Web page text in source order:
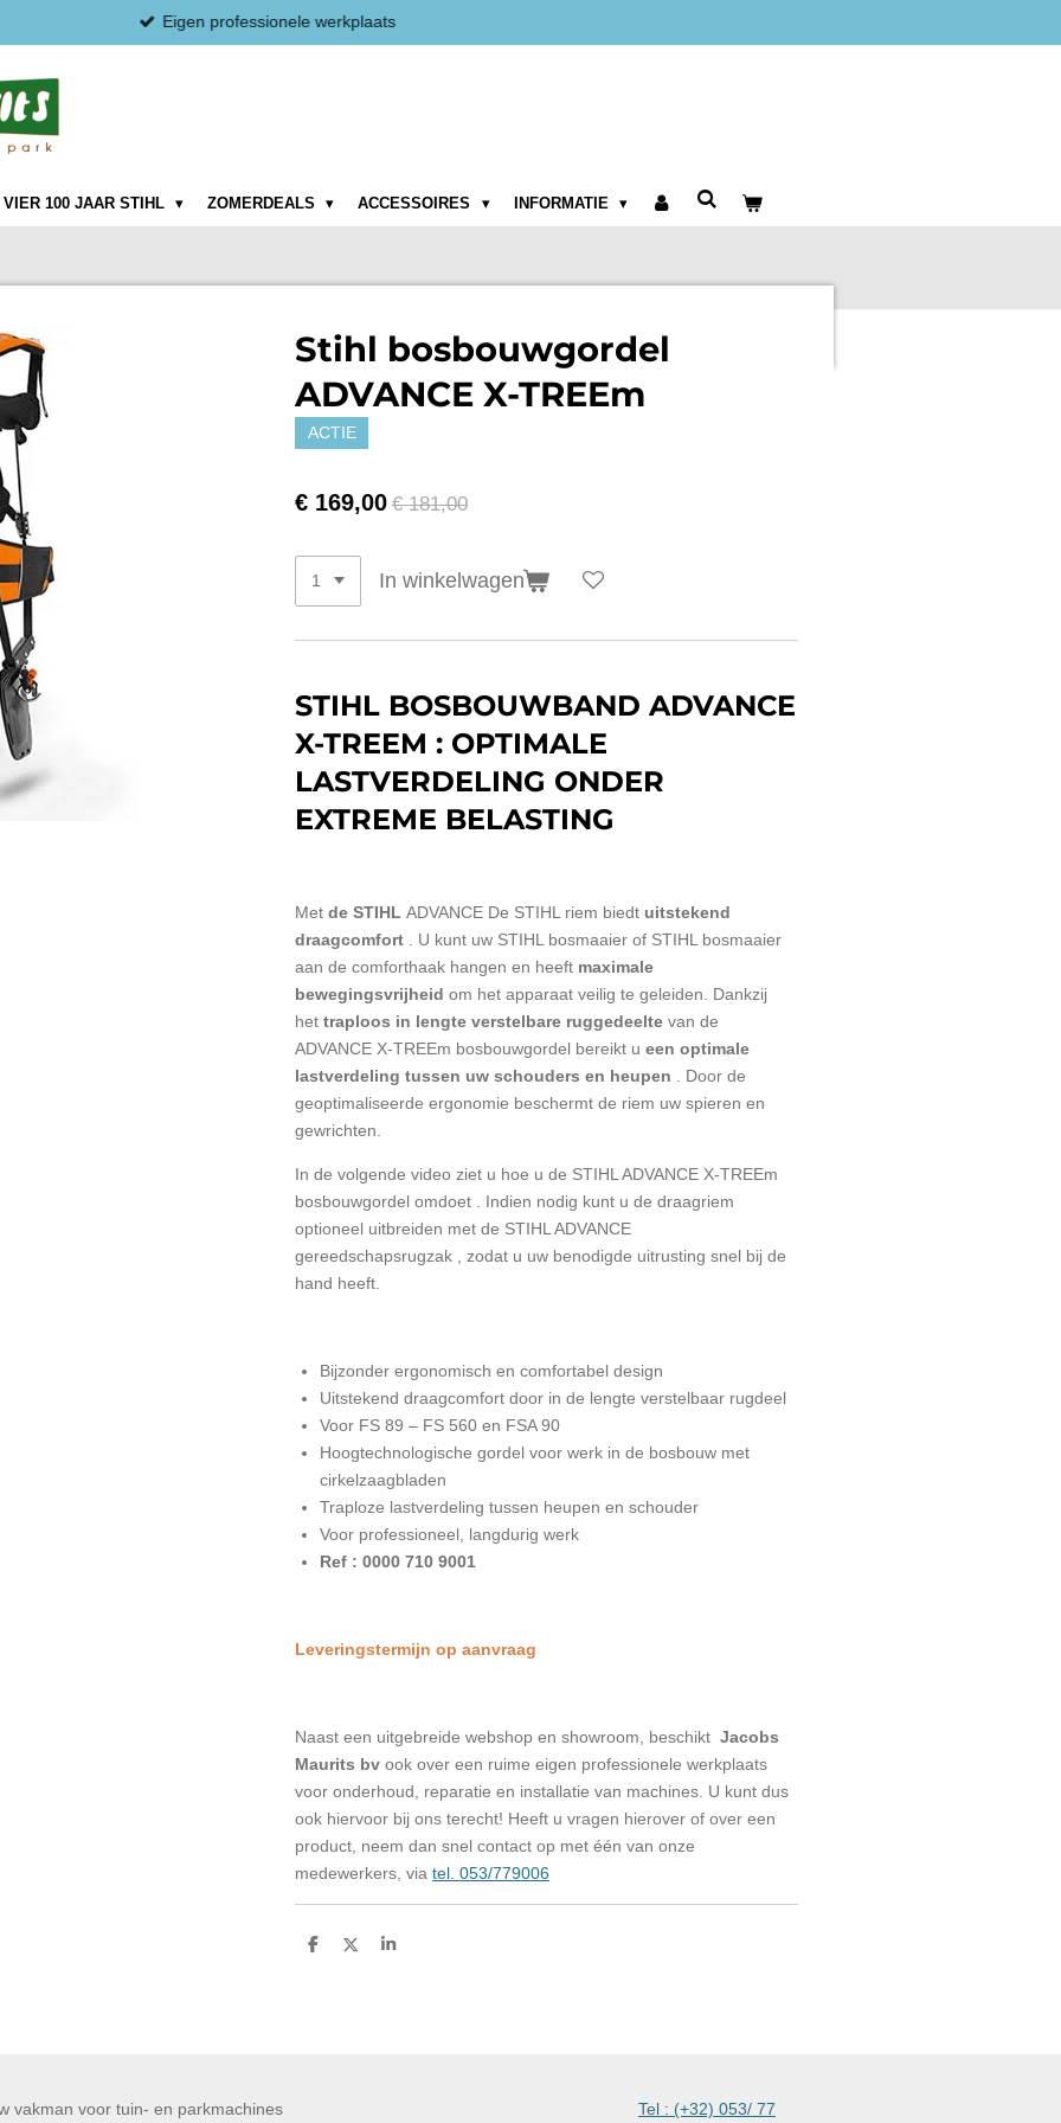
Eigen professionele werkplaats
VIER 100 JAAR STIHL ZOMERDEALS ACCESSOIRES INFORMATIE
Stihl bosbouwgordel
ADVANCE X-TREEm
ACTIE
€ 169,00 € 181,00
In winkelwagen
STIHL BOSBOUWBAND ADVANCE
X-TREEM : OPTIMALE
LASTVERDELING ONDER
EXTREME BELASTING
Met de STIHL ADVANCE De STIHL riem biedt uitstekend
draagcomfort
. U kunt uw STIHL bosmaaier of STIHL bosmaaier
aan de comforthaak hangen en heeft maximale
bewegingsvrijheid om het apparaat veilig te geleiden. Dankzij
het traploos in lengte verstelbare ruggedeelte van de
ADVANCE X-TREEm bosbouwgordel bereikt u een optimale
lastverdeling tussen uw schouders en heupen
. Door de
geoptimaliseerde ergonomie beschermt de riem uw spieren en
gewrichten.
In de volgende video ziet u hoe u de STIHL ADVANCE X-TREEm
bosbouwgordel omdoet
. Indien nodig kunt u de draagriem
optioneel uitbreiden met de STIHL ADVANCE
gereedschapsrugzak
, zodat u uw benodigde uitrusting snel bij de
hand heeft.
Bijzonder ergonomisch en comfortabel design
Uitstekend draagcomfort door in de lengte verstelbaar rugdeel
Voor FS 89 – FS 560 en FSA 90
Hoogtechnologische gordel voor werk in de bosbouw met
cirkelzaagbladen
Traploze lastverdeling tussen heupen en schouder
Voor professioneel, langdurig werk
Ref : 0000 710 9001
Leveringstermijn op aanvraag
Naast een uitgebreide webshop en showroom, beschikt Jacobs
Maurits bv ook over een ruime eigen professionele werkplaats
voor onderhoud, reparatie en installatie van machines. U kunt dus
ook hiervoor bij ons terecht! Heeft u vragen hierover of over een
product, neem dan snel contact op met één van onze
medewerkers, via tel. 053/779006
D
D
S
bv Uw vakman voor tuin- en parkmachines Tel : (+32) 053/ 77